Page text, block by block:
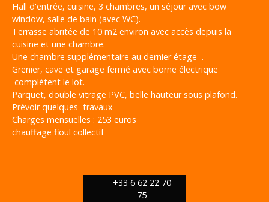
Hall d'entrée, cuisine, 3 chambres, un séjour avec bow
window, salle de bain (avec WC).
Terrasse abritée de 10 m2 environ avec accès depuis la
cuisine et une chambre.
Une chambre supplémentaire au dernier étage .
Grenier, cave et garage fermé avec borne électrique
complètent le lot.
Parquet, double vitrage PVC, belle hauteur sous plafond.
Prévoir quelques travaux
Charges mensuelles : 253 euros
chauffage fioul collectif
+33 6 62 22 70
75